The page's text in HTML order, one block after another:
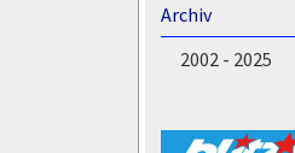
Archiv
2002 - 2025